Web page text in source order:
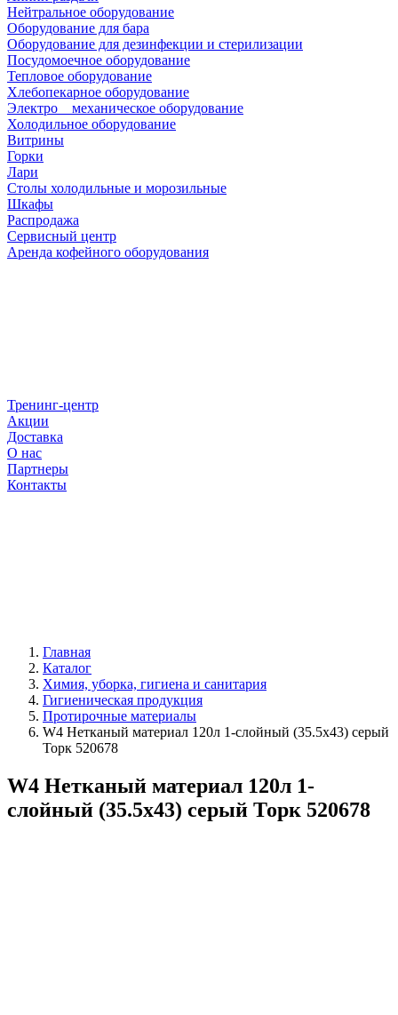
Нейтральное оборудование
Оборудование для бара
Оборудование для дезинфекции и стерилизации
Посудомоечное оборудование
Тепловое оборудование
Хлебопекарное оборудование
Электро _ механическое оборудование
Холодильное оборудование
Витрины
Горки
Лари
Столы холодильные и морозильные
Шкафы
Распродажа
Сервисный центр
Аренда кофейного оборудования
Тренинг-центр
Акции
Доставка
О нас
Партнеры
Контакты
Главная
Каталог
Химия, уборка, гигиена и санитария
Гигиеническая продукция
Протирочные материалы
W4 Нетканый материал 120л 1-слойный (35.5х43) серый
Торк 520678
W4 Нетканый материал 120л 1-
слойный (35.5х43) серый Торк 520678